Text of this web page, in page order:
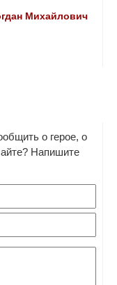
Михайлович
о герое, о
Напишите